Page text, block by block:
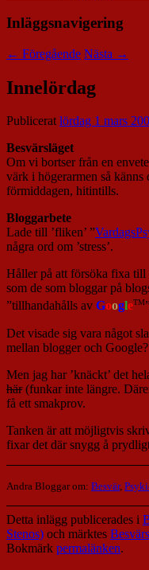
Inläggsnavigering
← Föregående Nästa →
Innelördag
Publiceratlördag 1 mars
Besvärsläget
Om vi bortser från en
värk i högerarmen så känns
förmiddagen, hitintills.
Bloggarbete
Lade till ’fliken’ ”
några ord om ’stress’.
Håller på att försöka fixa till
som de som bloggar på
”tillhandahålls av GoogleTM
Det visade sig vara något
mellan blogger och Google?
Men jag har ’knäckt’ det
här(funkar inte längre.
få ett smakprov.
Tanken är att möjligtvis
fixar det där snygg å
Andra Bloggar om: Besvär,
Detta inlägg publicerades i
Stenos) och märktes
Bokmärk permalänken.